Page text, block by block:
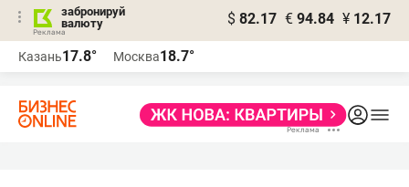
забронируй
валюту
$ 82.17 € 94.84 ¥ 12.17
Казань17.8° Москва18.7°